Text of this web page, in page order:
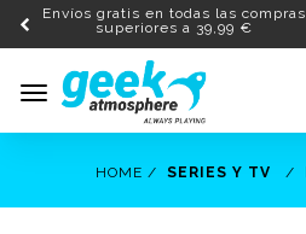
Envíos gratis en todas las compras
superiores a 39,99 €
Toggle
HOME SERIES Y TV